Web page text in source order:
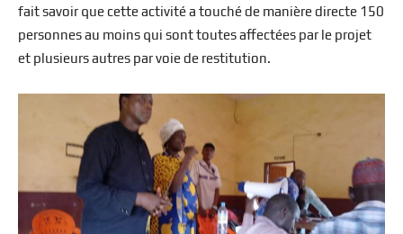
fait savoir que cette activité a touché de manière directe 150
personnes au moins qui sont toutes affectées par le projet
et plusieurs autres par voie de restitution.